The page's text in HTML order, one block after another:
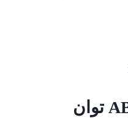
الکتروموتور ABB توان